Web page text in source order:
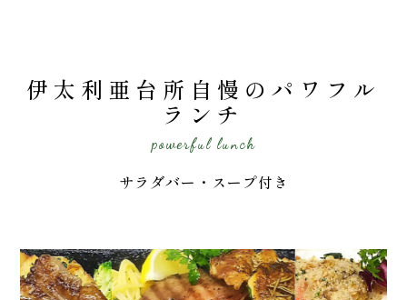
伊太利亜台所自慢のパワフル
ランチ
powerful lunch
サラダバー・スープ付き